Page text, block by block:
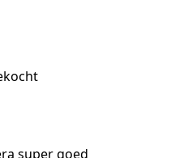
super goed